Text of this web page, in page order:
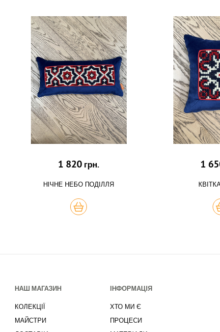
1 820 грн.
НІЧНЕ НЕБО ПОДІЛЛЯ
КУПИТЬ
1
НАШ МАГАЗИН
КОЛЕКЦІЇ
МАЙСТРИ
ІНФОРМАЦІЯ
ХТО МИ Є
ПРОЦЕСИ